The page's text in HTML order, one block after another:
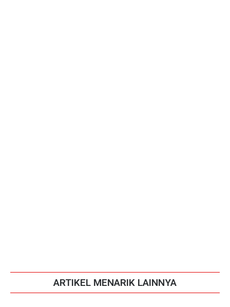
ARTIKEL MENARIK LAINNYA